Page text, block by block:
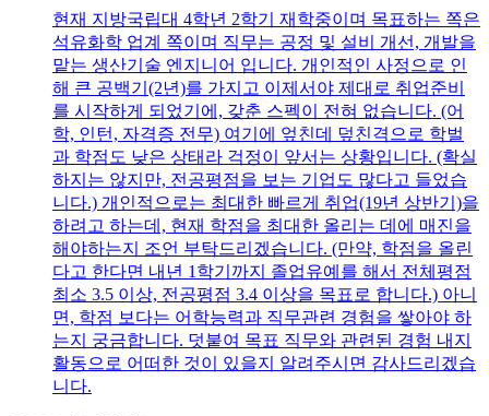
현재 지방국립대 4학년 2학기 재학중이며 목표하는 쪽은
석유화학 업계 쪽이며 직무는 공정 및 설비 개선, 개발을
맡는 생산기술 엔지니어 입니다. 개인적인 사정으로 인
해 큰 공백기(2년)를 가지고 이제서야 제대로 취업준비
를 시작하게 되었기에, 갖춘 스펙이 전혀 없습니다. (어
학, 인턴, 자격증 전무) 여기에 엎친데 덮친격으로 학벌
과 학점도 낮은 상태라 걱정이 앞서는 상황입니다. (확실
하지는 않지만, 전공평점을 보는 기업도 많다고 들었습
니다.) 개인적으로는 최대한 빠르게 취업(19년 상반기)을
하려고 하는데, 현재 학점을 최대한 올리는 데에 매진을
해야하는지 조언 부탁드리겠습니다. (만약, 학점을 올린
다고 한다면 내년 1학기까지 졸업유예를 해서 전체평점
최소 3.5 이상, 전공평점 3.4 이상을 목표로 합니다.) 아니
면, 학점 보다는 어학능력과 직무관련 경험을 쌓아야 하
는지 궁금합니다. 덧붙여 목표 직무와 관련된 경험 내지
활동으로 어떠한 것이 있을지 알려주시면 감사드리겠습
니다.